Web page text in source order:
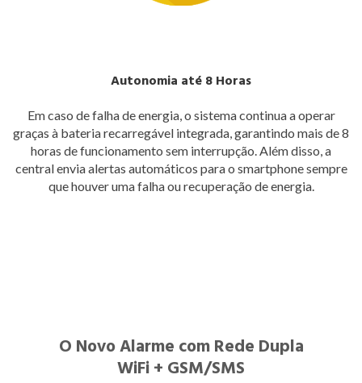
Autonomia até 8 Horas
Em caso de falha de energia, o sistema continua a operar
graças à bateria recarregável integrada, garantindo mais de 8
horas de funcionamento sem interrupção. Além disso, a
central envia alertas automáticos para o smartphone sempre
que houver uma falha ou recuperação de energia.
O Novo Alarme com Rede Dupla
WiFi + GSM/SMS